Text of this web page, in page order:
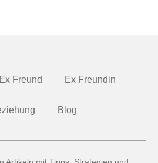
Ex Freund Ex Freundin
Blog